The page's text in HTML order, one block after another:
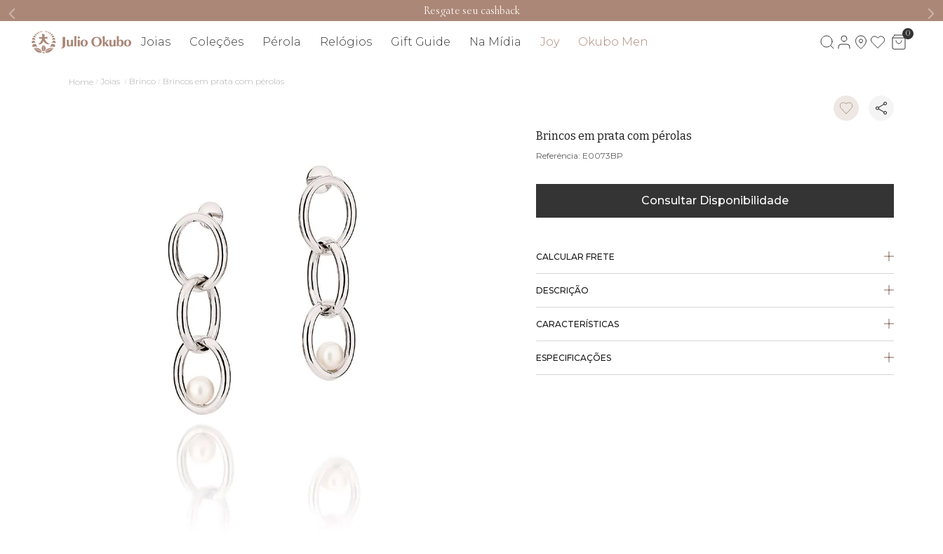
Resgate seu cashback
Joias Coleções Pérola Relógios Gift Guide Na Mídia Joy Okubo Men
0
Joias Brinco Brincos em prata com pérolas
Brincos em prata com pérolas
E0073BP
Consultar Disponibilidade
CALCULAR FRETE
DESCRIÇÃO
CARACTERÍSTICAS
ESPECIFICAÇÕES